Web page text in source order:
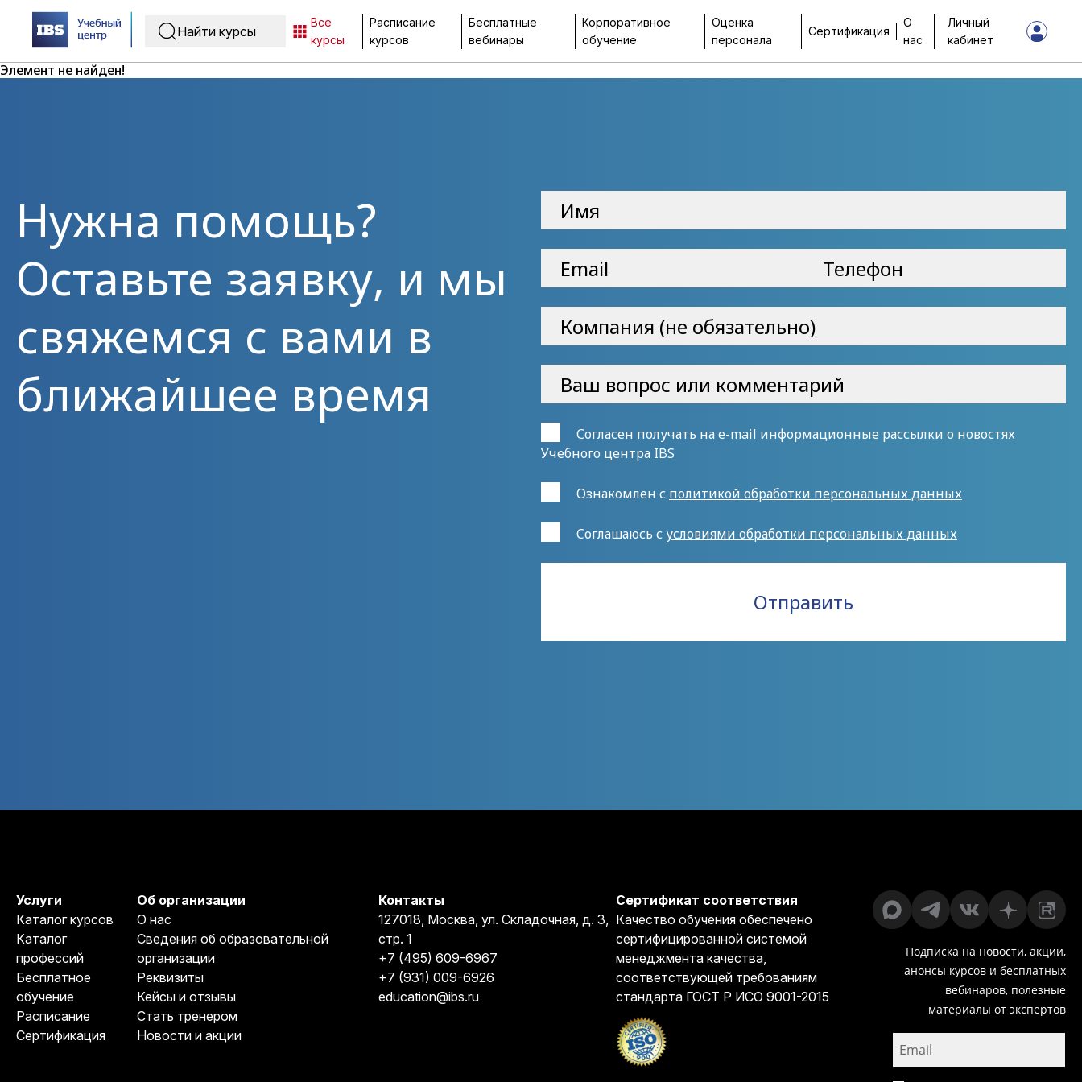
Все
курсы
Расписание
курсов
Бесплатные
вебинары
Корпоративное
обучение
Оценка
персонала
Сертификация
О
нас
Личный
кабинет
Элемент не найден!
Нужна помощь?
Оставьте заявку, и мы
свяжемся с вами в
ближайшее время
Согласен получать на e-mail информационные рассылки о новостях
Учебного центра IBS
Ознакомлен с политикой обработки персональных данных
Cоглашаюсь с условиями обработки персональных данных
Услуги
Каталог курсов
Каталог
профессий
Бесплатное
обучение
Расписание
Сертификация
Об организации
О нас
Сведения об образовательной
организации
Реквизиты
Кейсы и отзывы
Стать тренером
Новости и акции
Контакты
127018, Москва, ул. Складочная, д. 3,
стр. 1
+7 (495) 609-6967
+7 (931) 009-6926
education@ibs.ru
Сертификат соответствия
Качество обучения обеспечено
сертифицированной системой
менеджмента качества,
соответствующей требованиям
стандарта ГОСТ Р ИСО 9001-2015
Подписка на новости, акции,
анонсы курсов и бесплатных
вебинаров, полезные
материалы от экспертов